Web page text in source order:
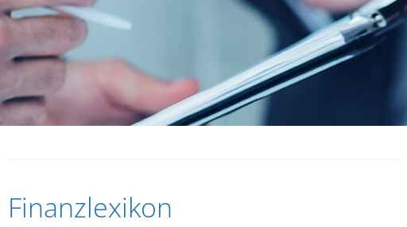
Finanzlexikon